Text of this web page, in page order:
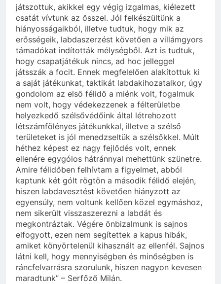
játszottuk, akikkel egy végig izgalmas, kiélezett
csatát vívtunk az ősszel. Jól felkészültünk a
hiányosságaikból, illetve tudtuk, hogy mik az
erősségeik, labdaszerzést követően a villámgyors
támadókat indították mélységből. Azt is tudtuk,
hogy csapatjátékuk nincs, ad hoc jelleggel
játsszák a focit. Ennek megfelelően alakítottuk ki
a saját játékunkat, taktikát labdakihozatalkor, úgy
gondolom az első félidő a miénk volt, fogalmuk
nem volt, hogy védekezzenek a félterületbe
helyezkedő szélsővédőink által létrehozott
létszámfölényes játékunkkal, illetve a szélső
területeket is jól menedzseltük a szélsőkkel. Múlt
héthez képest ez nagy fejlődés volt, ennek
ellenére egygólos hátránnyal mehettünk szünetre.
Amire félidőben felhívtam a figyelmet, abból
kaptunk két gólt rögtön a második félidő elején,
hiszen labdavesztést követően hiányzott az
egyensúly, nem voltunk kellően közel egymáshoz,
nem sikerült visszaszerezni a labdát és
megkontráztak. Végére önbizalmunk is sajnos
elfogyott, ezen nem segítettek a kapus hibák,
amiket könyörtelenül kihasznált az ellenfél. Sajnos
látni kell, hogy mennyiségben és minőségben is
ráncfelvarrásra szorulunk, hiszen nagyon kevesen
maradtunk” – Serfőző Milán.